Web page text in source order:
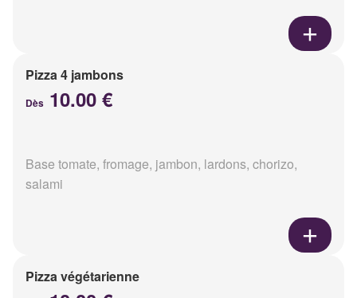
Pizza 4 jambons
Dès 10.00 €
Base tomate, fromage, jambon, lardons, chorizo,
salami
Pizza végétarienne